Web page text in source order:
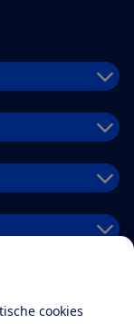
cookies